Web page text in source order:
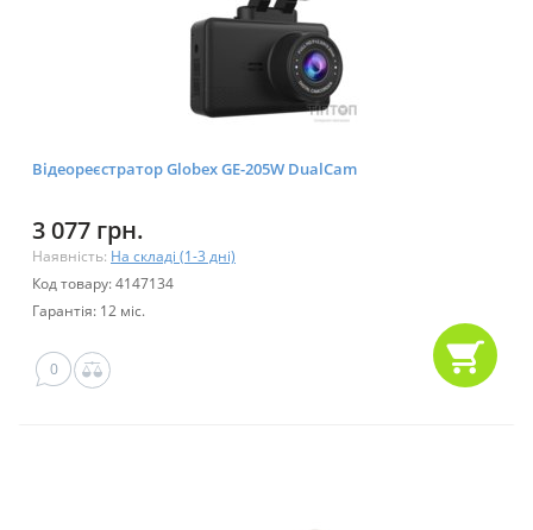
Відеореєстратор Globex GE-205W DualCam
3 077 грн.
Наявність: На складі (1-3 дні)
Код товару: 4147134
Гарантія: 12 міс.
0